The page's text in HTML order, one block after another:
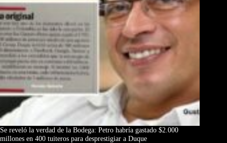
Se reveló la verdad de la Bodega: Petro habría gastado $2.000
millones en 400 tuiteros para desprestigiar a Duque